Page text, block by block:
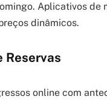
Aplicativos de
dinâmicos.
Reservas
online com